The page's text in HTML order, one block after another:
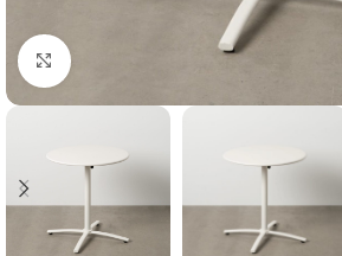
Click to enlarge